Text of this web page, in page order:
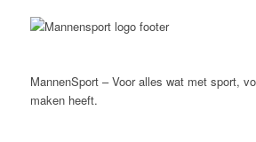
MannenSport – Voor alles wat met sport,
maken heeft.